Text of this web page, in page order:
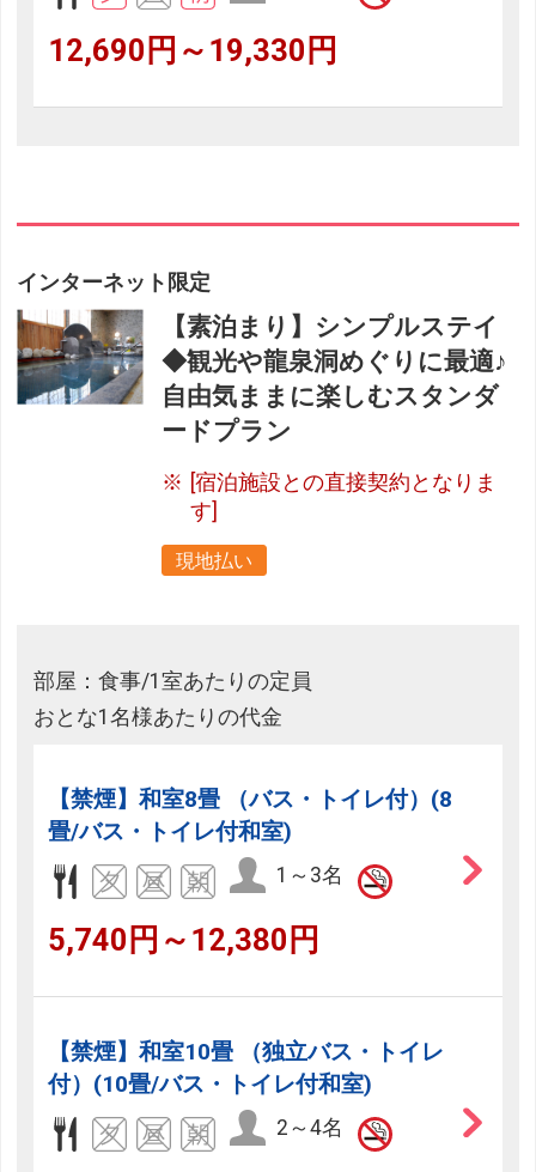
12,690円～19,330円
インターネット限定
【素泊まり】シンプルステイ
◆観光や龍泉洞めぐりに最適♪
自由気ままに楽しむスタンダ
ードプラン
[宿泊施設との直接契約となりま
す]
現地払い
部屋：食事/1室あたりの定員
おとな1名様あたりの代金
【禁煙】和室8畳 （バス・トイレ付）(8
畳/バス・トイレ付和室)
1～3名
5,740円～12,380円
【禁煙】和室10畳 （独立バス・トイレ
付）(10畳/バス・トイレ付和室)
2～4名